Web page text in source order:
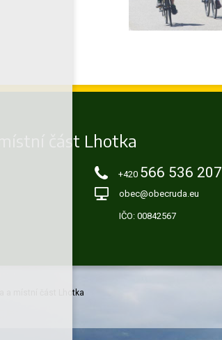
místní část Lhotka
+420 566 536 207
obec@obecruda.eu
IČO: 00842567
a místní část Lhotka